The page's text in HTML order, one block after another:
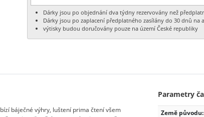
Dárky jsou po objednání dva týdny rezervovány než
Dárky jsou po zaplacení předplatného zasílány do 30 dnů na
výtisky budou doručovány pouze na území České republiky
báječné výhry, luštení prima čtení všem
Parametry
Země původu: